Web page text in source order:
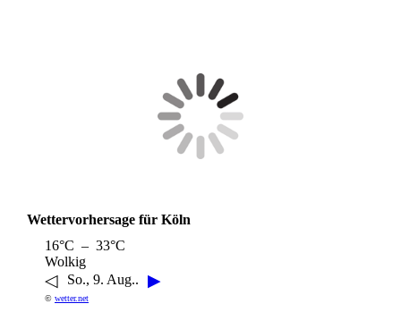
Wettervorhersage für Köln
16°C – 33°C
Wolkig
◁ So., 9. Aug.. ▶
© wetter.net